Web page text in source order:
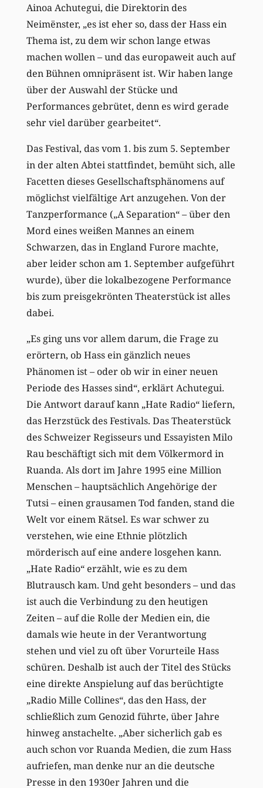
Ainoa Achutegui, die Direktorin des
Neimënster, „es ist eher so, dass der Hass ein
Thema ist, zu dem wir schon lange etwas
machen wollen – und das europaweit auch auf
den Bühnen omnipräsent ist. Wir haben lange
über der Auswahl der Stücke und
Performances gebrütet, denn es wird gerade
sehr viel darüber gearbeitet“.
Das Festival, das vom 1. bis zum 5. September
in der alten Abtei stattfindet, bemüht sich, alle
Facetten dieses Gesellschaftsphänomens auf
möglichst vielfältige Art anzugehen. Von der
Tanzperformance („A Separation“ – über den
Mord eines weißen Mannes an einem
Schwarzen, das in England Furore machte,
aber leider schon am 1. September aufgeführt
wurde), über die lokalbezogene Performance
bis zum preisgekrönten Theaterstück ist alles
dabei.
„Es ging uns vor allem darum, die Frage zu
erörtern, ob Hass ein gänzlich neues
Phänomen ist – oder ob wir in einer neuen
Periode des Hasses sind“, erklärt Achutegui.
Die Antwort darauf kann „Hate Radio“ liefern,
das Herzstück des Festivals. Das Theaterstück
des Schweizer Regisseurs und Essayisten Milo
Rau beschäftigt sich mit dem Völkermord in
Ruanda. Als dort im Jahre 1995 eine Million
Menschen – hauptsächlich Angehörige der
Tutsi – einen grausamen Tod fanden, stand die
Welt vor einem Rätsel. Es war schwer zu
verstehen, wie eine Ethnie plötzlich
mörderisch auf eine andere losgehen kann.
„Hate Radio“ erzählt, wie es zu dem
Blutrausch kam. Und geht besonders – und das
ist auch die Verbindung zu den heutigen
Zeiten – auf die Rolle der Medien ein, die
damals wie heute in der Verantwortung
stehen und viel zu oft über Vorurteile Hass
schüren. Deshalb ist auch der Titel des Stücks
eine direkte Anspielung auf das berüchtigte
„Radio Mille Collines“, das den Hass, der
schließlich zum Genozid führte, über Jahre
hinweg anstachelte. „Aber sicherlich gab es
auch schon vor Ruanda Medien, die zum Hass
aufriefen, man denke nur an die deutsche
Presse in den 1930er Jahren und die